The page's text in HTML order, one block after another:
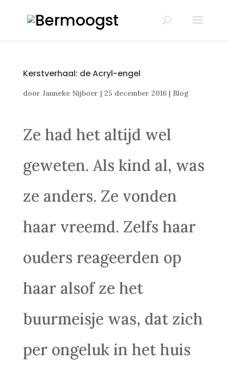
Kerstverhaal: de Acryl-engel
door Janneke Nijboer | 25 december 2016| Blog
Ze had het altijd wel
geweten. Als kind al, was
ze anders. Ze vonden
haar vreemd. Zelfs haar
ouders reageerden op
haar alsof ze het
buurmeisje was, dat zich
per ongeluk in het huis